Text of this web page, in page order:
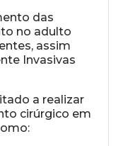
das
no adulto
assim
Invasivas
a realizar
cirúrgico em